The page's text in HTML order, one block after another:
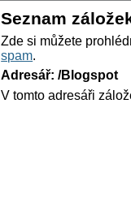
Seznam
Zde si můžete
spam.
Adresář: /Blogspot
V tomto adresáři